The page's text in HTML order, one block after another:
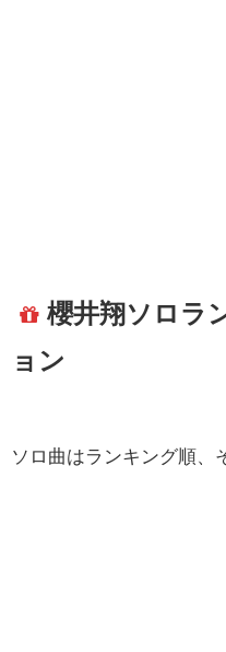
櫻井翔ソロラ
ョン
ソロ曲はランキング順、